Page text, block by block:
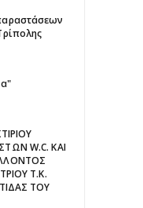
W.C. ΚΑΙ
Τ.Κ.
ΤΟΥ